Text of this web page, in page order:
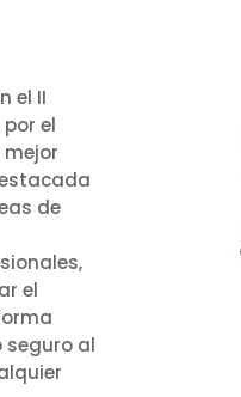
el II
el
mejor
de
el
al